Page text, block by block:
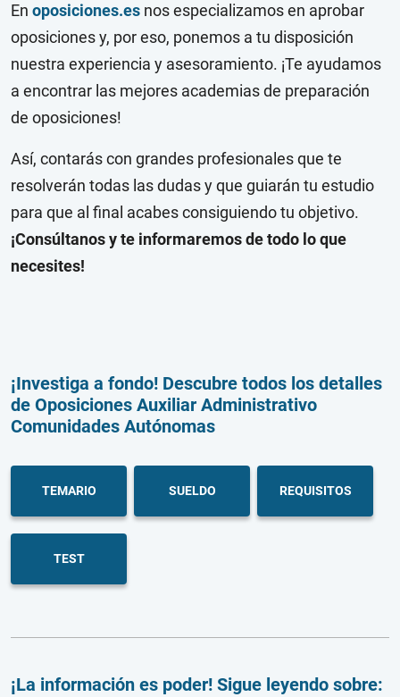
En oposiciones.es nos especializamos en aprobar
oposiciones y, por eso, ponemos a tu disposición
nuestra experiencia y asesoramiento. ¡Te ayudamos
a encontrar las mejores academias de preparación
de oposiciones!
Así, contarás con grandes profesionales que te
resolverán todas las dudas y que guiarán tu estudio
para que al final acabes consiguiendo tu objetivo.
¡Consúltanos y te informaremos de todo lo que
necesites!
¡Investiga a fondo! Descubre todos los detalles
de Oposiciones Auxiliar Administrativo
Comunidades Autónomas
TEMARIO SUELDO REQUISITOS
TEST
¡La información es poder! Sigue leyendo sobre: